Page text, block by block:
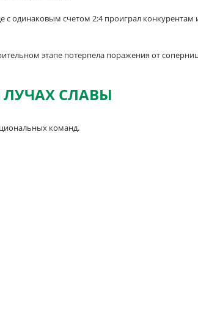
с одинаковым счетом 2:4 проиграл
этапе потерпела поражения от
ЛУЧАХ СЛАВЫ
команд.